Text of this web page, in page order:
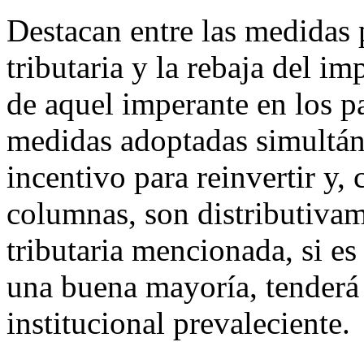
Destacan entre las
tributaria y la rebaja del
de aquel imperante en los
medidas adoptadas
incentivo para reinvertir y,
columnas, son
tributaria mencionada, si
una buena mayoría,
institucional prevaleciente.